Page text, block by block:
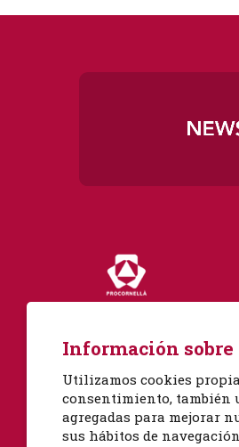
Albert Einstein, 51
08940 Cornellà de
Información sobre
Utilizamos cookies
consentimiento, también
agregadas para mejorar
sus hábitos de